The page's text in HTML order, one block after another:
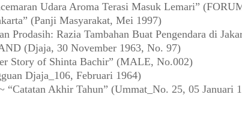
Udara Aroma Terasi Masuk Lemari”
(Panji Masyarakat, Mei 1997)
Prodasih: Razia Tambahan Buat Pengendara di
(Djaja, 30 November 1963, No. 97)
Story of Shinta Bachir” (MALE, No.002)
Djaja_106, Februari 1964)
“Catatan Akhir Tahun” (Ummat_No. 25, 05 Januari